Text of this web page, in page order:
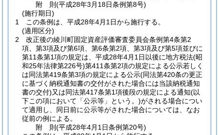
附 則(平成28年3月18日条例第8号)
(施行期日)
1
この条例は、平成28年4月1日から施行する。
(適用区分)
2
改正後の綾川町固定資産評価審査委員会条例第4条第2
項、第3項及び第6項、第6条第2項、第3項及び第5項並びに
第11条第1項の規定は、平成28年4月1日以後に地方税法(昭
和25年法律第226号)第411条第2項の規定による公示若しく
は同法第419条第3項の規定による公示(同法第420条の更正
に基づく納税通知書の交付がされた場合には当該納税通知
書の交付)又は同法第417条第1項後段の規定による通知(以
下この項において「公示等」という。)がされる場合につい
て適用し、同日前に公示等がされた場合については、なお
従前の例による。
附 則(平成28年4月1日条例第20号)